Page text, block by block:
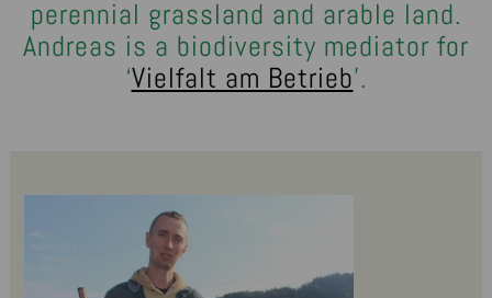
perennial grassland and arable land.
Andreas is a biodiversity mediator for
‘Vielfalt am Betrieb’.